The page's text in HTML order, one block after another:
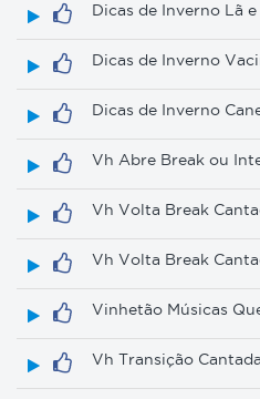
Dicas de Inverno Lã
Dicas de Inverno
Dicas de Inverno
Vh Abre Break ou
Vh Volta Break
Vh Volta Break
Vinhetão Músicas
Vh Transição